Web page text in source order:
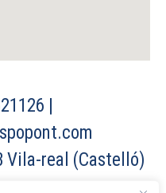
|
Vila-real (Castelló)